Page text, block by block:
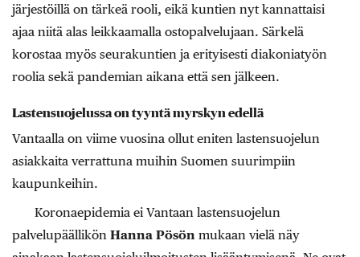
järjestöillä on tärkeä rooli, eikä kuntien nyt kannattaisi
ajaa niitä alas leikkaamalla ostopalvelujaan. Särkelä
korostaa myös seurakuntien ja erityisesti ­diakoniatyön
roolia sekä pandemian aikana että sen jälkeen.
Lastensuojelussa on tyyntä myrskyn edellä
Vantaalla on viime vuosina ollut eniten lastensuojelun
asiakkaita verrattuna muihin Suomen suurimpiin
kaupunkeihin.
Koronaepidemia ei Vantaan las­tensuojelun
palvelupäällikön ­ Hanna Pösön mukaan vielä näy